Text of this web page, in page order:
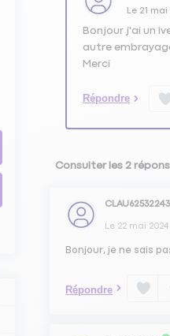
Le 21
Bonjour j'ai un
autre
Merci
Répondre
Consulter les 2
CLAU62532243
Le 22 mai 2024
Bonjour, je ne sais
Répondre